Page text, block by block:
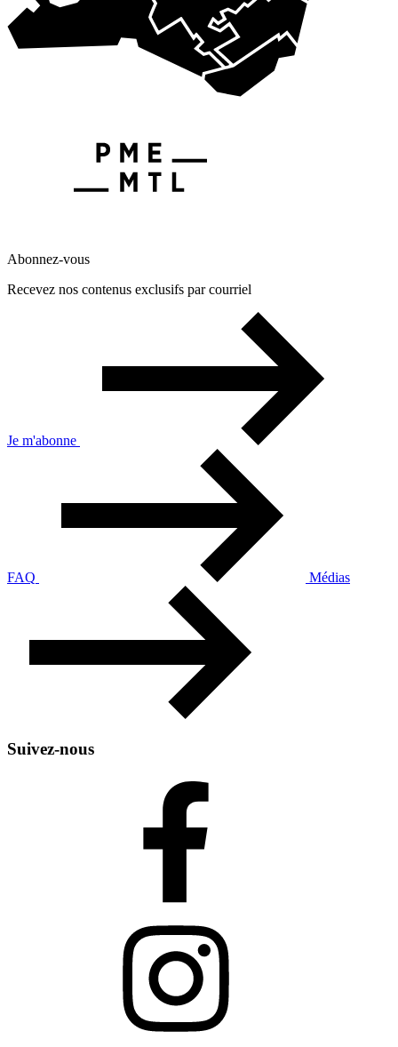
Abonnez-vous
Recevez nos contenus exclusifs par courriel
Je m'abonne
FAQ Médias
Suivez-nous